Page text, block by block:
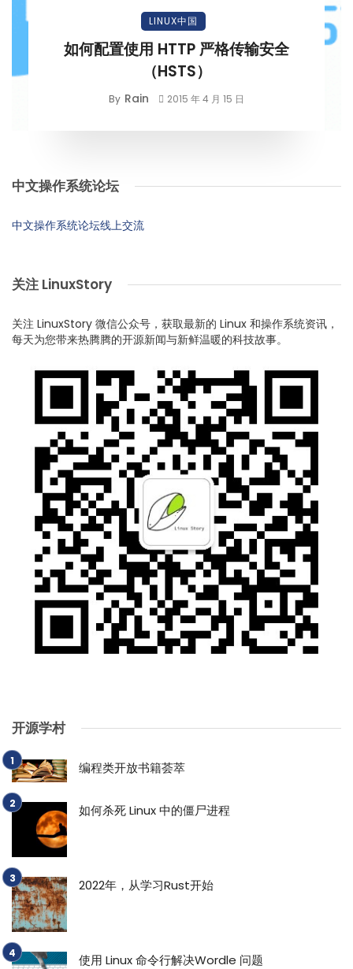
LINUX中国
如何配置使用 HTTP 严格传输安全
（HSTS）
By Rain 2015 年 4 月 15 日
中文操作系统论坛
中文操作系统论坛线上交流
关注 LinuxStory
关注 LinuxStory 微信公众号，获取最新的 Linux 和操作系统资讯，
每天为您带来热腾腾的开源新闻与新鲜温暖的科技故事。
开源学村
编程类开放书籍荟萃
如何杀死 Linux 中的僵尸进程
2022年，从学习Rust开始
使用 Linux 命令行解决Wordle 问题